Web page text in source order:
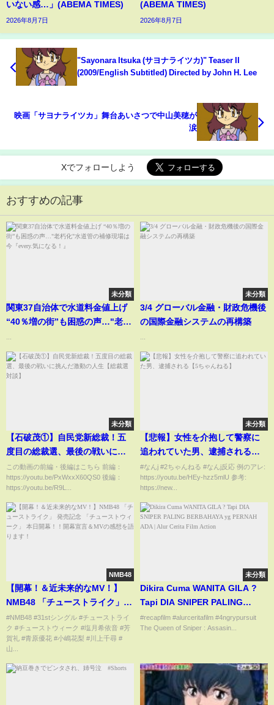
いない感…」(ABEMA TIMES)
2026年8月7日
(ABEMA TIMES)
2026年8月7日
"Sayonara Itsuka (サヨナライツカ)" Teaser II
(2009/English Subtitled) Directed by John H. Lee
映画「サヨナライツカ」舞台あいさつで中山美穂が
涙
Xでフォローしよう
おすすめの記事
未分類
関東37自治体で水道料金値上げ
“40％増の街”も困惑の声…"老朽
『every.気になる！』
未分類
3/4 グローバル金融・財政危機後
の国際金融システムの再構築
未分類
【石破茂①】自民党新総裁！五
度目の総裁選、最後の戦いに挑
んだ激動の人生【総裁選対談】
この動画の前編・後編はこちら 前編：
https://youtu.be/PxWxxX60QS0 後編：
https://youtu.be/R9L...
未分類
【悲報】女性を介抱して警察に
追われていた男、逮捕される【5
ちゃんねる】
#なんj #2ちゃんねる #なんj反応 例のアレ:
https://youtu.be/HEy-hzz5mlU 参考:
https://new...
NMB48
【開幕！＆近未来的なMV！】
NMB48 「チューストライク」
発売記念 「チューストウィー
ク」 本日開幕！！開幕宣言＆MV
の感想を語ります！
#NMB48 #31stシングル #チューストライ
ク #チューストウィーク #塩月希依音 #芳
賀礼 #青原優花 #小嶋花梨 #川上千尋 #
山...
未分類
Dikira Cuma WANITA GILA ?
Tapi DIA SNIPER PALING
BERBAHAYA yg PERNAH ADA
| Alur Cerita Film Action
#recapfilm #alurceritafilm #4ngrypursuit
The Queen of Sniper : Assasin...